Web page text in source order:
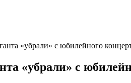
«убрали» с юбилейного
«убрали» с